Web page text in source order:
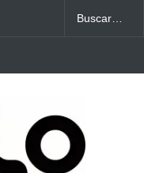
Uberlândia